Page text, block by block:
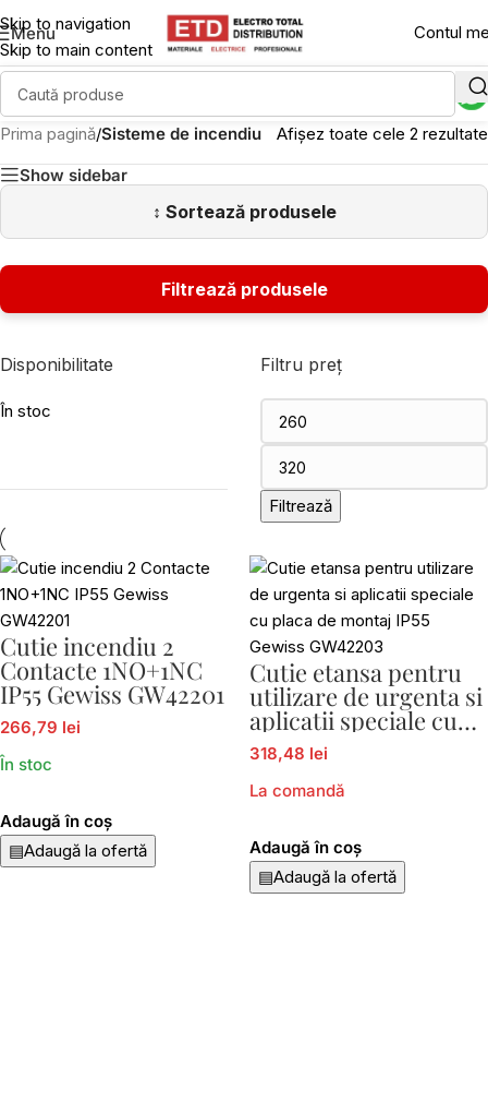
Skip to navigation
Skip to main content
Menu Contul
Prima pagină/Sisteme de incendiu
Afișez toate cele 2 rezultate
Show sidebar
Disponibilitate
În stoc
Filtru preț
Filtrează
Cutie incendiu 2
Contacte 1NO+1NC
IP55 Gewiss GW42201
266,79 lei
În stoc
Adaugă în coș
▤Adaugă la ofertă
Cutie etansa pentru
utilizare de urgenta si
aplicatii speciale cu
placa de montaj IP55
Gewiss GW42203
318,48 lei
La comandă
Adaugă în coș
▤Adaugă la ofertă